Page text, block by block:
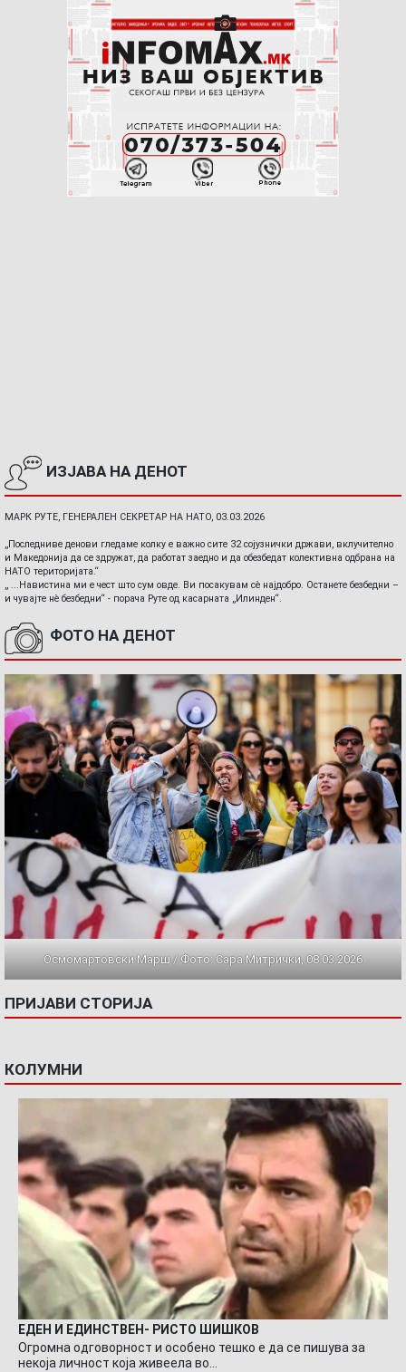
ИЗЈАВА НА ДЕНОТ
МАРК РУТЕ, ГЕНЕРАЛЕН СЕКРЕТАР НА НАТО, 03.03.2026
„Последниве денови гледаме колку е важно сите 32 сојузнички држави, вклучително
и Македонија да се здружат, да работат заедно и да обезбедат колективна одбрана на
НАТО територијата.“
„ ...Навистина ми е чест што сум овде. Ви посакувам сè најдобро. Останете безбедни –
и чувајте нè безбедни“ - порача Руте од касарната „Илинден“.
ФОТО НА ДЕНОТ
Осмомартовски Марш / Фото: Сара Митрички, 08.03.2026
ПРИЈАВИ СТОРИЈА
КОЛУМНИ
ЕДЕН И ЕДИНСТВЕН- РИСТО ШИШКОВ
Огромна одговорност и особено тешко е да се пишува за
некоја личност која живеела во…